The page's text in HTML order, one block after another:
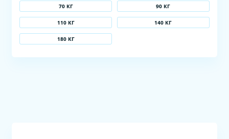
70 КГ 90 КГ
110 КГ 140 КГ
180 КГ